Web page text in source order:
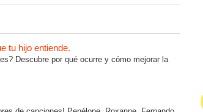
tu hijo entiende.
Descubre por qué ocurre y cómo mejorar la